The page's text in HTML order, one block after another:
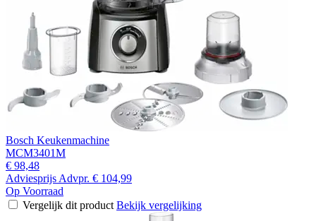
Bosch Keukenmachine
MCM3401M
€ 98,48
Adviesprijs Advpr. € 104,99
Op Voorraad
Vergelijk dit product Bekijk vergelijking